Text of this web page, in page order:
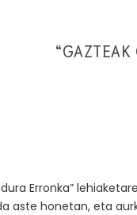
“GAZTEAK
Erronka”
aste honetan, eta